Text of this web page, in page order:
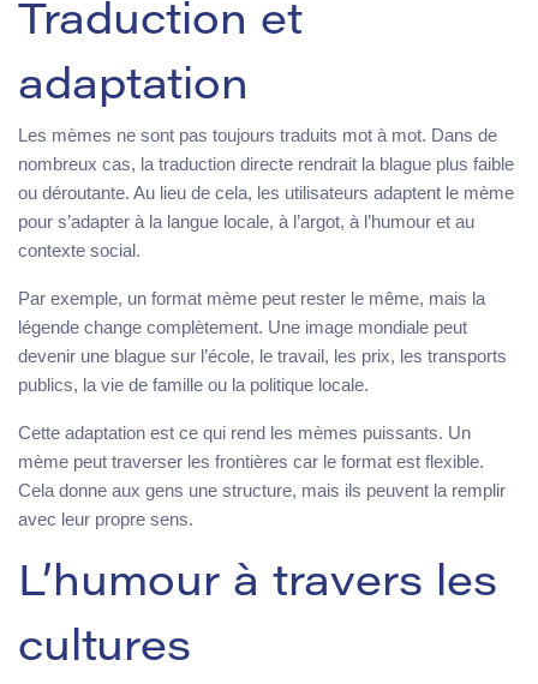
Traduction et
adaptation
Les mèmes ne sont pas toujours traduits mot à mot. Dans de
nombreux cas, la traduction directe rendrait la blague plus faible
ou déroutante. Au lieu de cela, les utilisateurs adaptent le mème
pour s’adapter à la langue locale, à l’argot, à l’humour et au
contexte social.
Par exemple, un format mème peut rester le même, mais la
légende change complètement. Une image mondiale peut
devenir une blague sur l’école, le travail, les prix, les transports
publics, la vie de famille ou la politique locale.
Cette adaptation est ce qui rend les mèmes puissants. Un
mème peut traverser les frontières car le format est flexible.
Cela donne aux gens une structure, mais ils peuvent la remplir
avec leur propre sens.
L’humour à travers les
cultures